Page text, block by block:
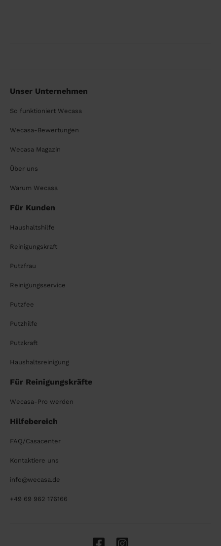
Unser Unternehmen
So funktioniert Wecasa
Wecasa-Bewertungen
Wecasa Magazin
Über uns
Warum Wecasa
Für Kunden
Haushaltshilfe
Reinigungskraft
Putzfrau
Reinigungsservice
Putzfee
Putzhilfe
Putzkraft
Haushaltsreinigung
Für Reinigungskräfte
Wecasa-Pro werden
Hilfebereich
FAQ/Casacenter
Kontaktiere uns
info@wecasa.de
+49 69 962 176166